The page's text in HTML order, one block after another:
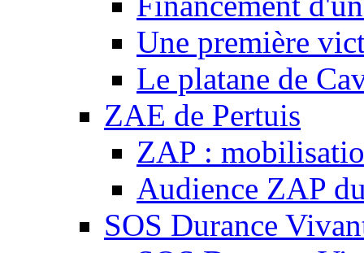
Une première
Le platane de
ZAE de Pertuis
ZAP :
Audience ZAP
SOS Durance